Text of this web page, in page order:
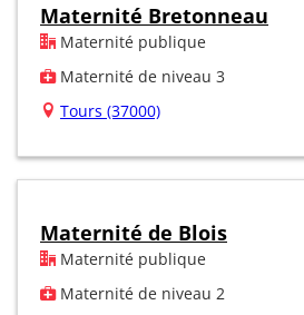
Maternité Bretonneau
Maternité publique
Maternité de niveau 3
Tours (37000)
Maternité de Blois
Maternité publique
Maternité de niveau 2